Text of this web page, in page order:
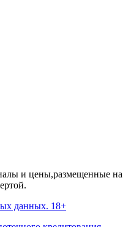
и цены,размещенные на
данных. 18+